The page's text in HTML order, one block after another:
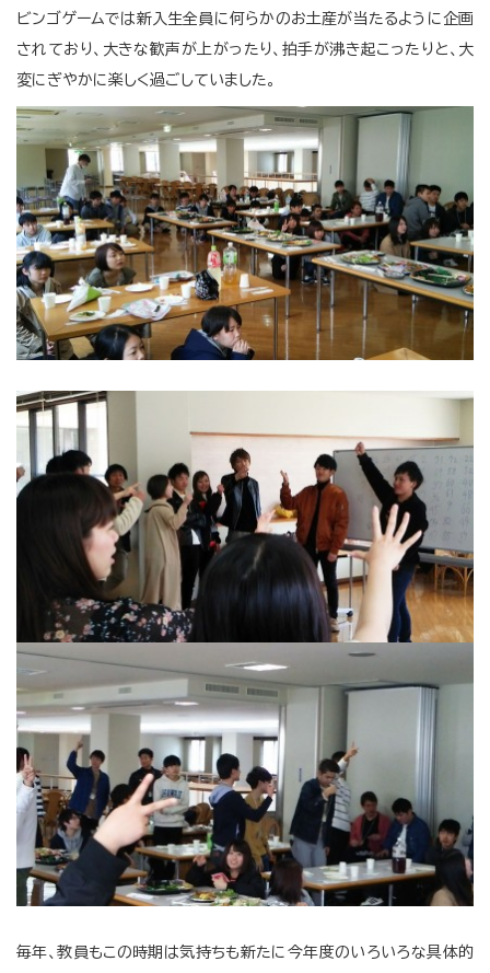
ビンゴゲームでは新入生全員に何らかのお土産が当たるように企画
されており、大きな歓声が上がったり、拍手が沸き起こったりと、大
変にぎやかに楽しく過ごしていました。
毎年、教員もこの時期は気持ちも新たに今年度のいろいろな具体的